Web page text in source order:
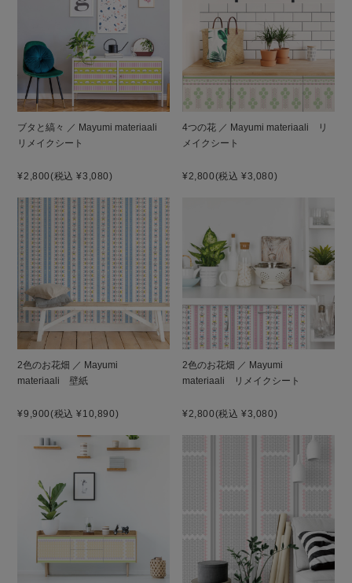
ブタと縞々 ／ Mayumi materiaali
リメイクシート
¥2,800(税込 ¥3,080)
4つの花 ／ Mayumi materiaali リ
メイクシート
¥2,800(税込 ¥3,080)
2色のお花畑 ／ Mayumi
materiaali 壁紙
¥9,900(税込 ¥10,890)
2色のお花畑 ／ Mayumi
materiaali リメイクシート
¥2,800(税込 ¥3,080)